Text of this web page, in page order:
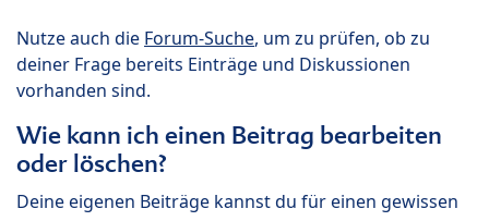
Nutze auch die Forum-Suche, um zu prüfen, ob zu
deiner Frage bereits Einträge und Diskussionen
vorhanden sind.
Wie kann ich einen Beitrag bearbeiten
oder löschen?
Deine eigenen Beiträge kannst du für einen gewissen